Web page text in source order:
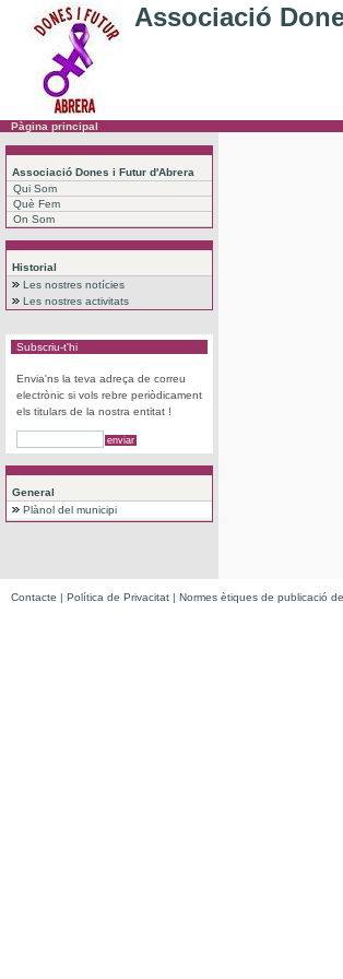
Associació
Pàgina principal
Associació Dones i Futur d'Abrera
Qui Som
Què Fem
On Som
Historial
Les nostres notícies
Les nostres activitats
Subscriu-t'hi
Envia'ns la teva adreça de correu
electrònic si vols rebre periòdicament
els titulars de la nostra entitat !
General
Plànol del municipi
Contacte | Política de Privacitat | Normes ètiques de publicació